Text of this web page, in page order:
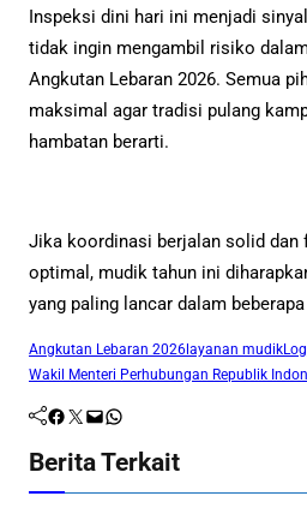
Inspeksi dini hari ini menjadi
tidak ingin mengambil risiko
Angkutan Lebaran 2026. Semua
maksimal agar tradisi pulang
hambatan berarti.
Jika koordinasi berjalan solid dan
optimal, mudik tahun ini
yang paling lancar dalam
Angkutan Lebaran 2026layanan mudik
Wakil Menteri Perhubungan Republik
Facebook Twitter Mail WhatsApp
Berita Terkait